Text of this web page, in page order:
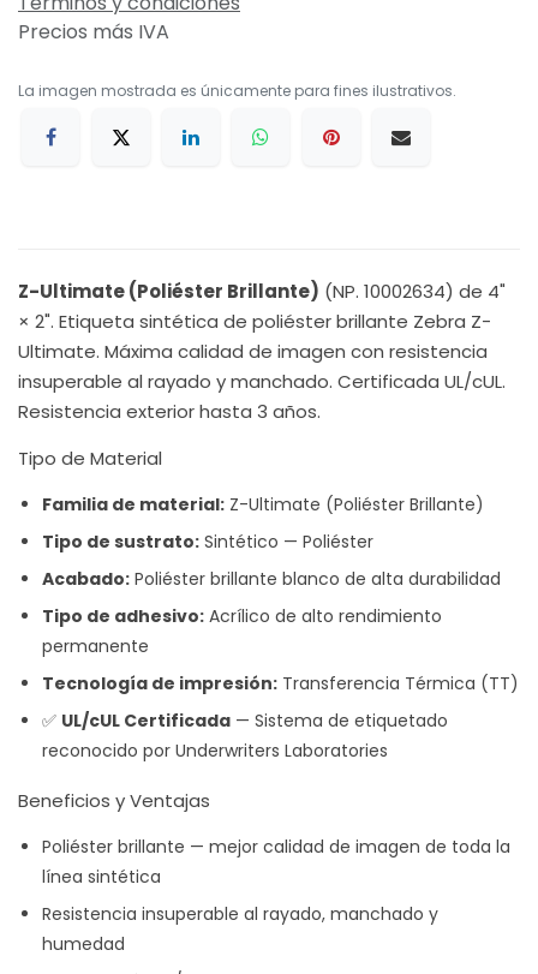
Precios más IVA
La imagen mostrada es únicamente para fines ilustrativos.
Z-Ultimate (Poliéster Brillante) (NP. 10002634) de 4"
× 2". Etiqueta sintética de poliéster brillante Zebra Z-
Ultimate. Máxima calidad de imagen con resistencia
insuperable al rayado y manchado. Certificada UL/cUL.
Resistencia exterior hasta 3 años.
Tipo de Material
Familia de material: Z-Ultimate (Poliéster Brillante)
Tipo de sustrato: Sintético — Poliéster
Acabado: Poliéster brillante blanco de alta durabilidad
Tipo de adhesivo: Acrílico de alto rendimiento
permanente
Tecnología de impresión: Transferencia Térmica (TT)
✅ UL/cUL Certificada — Sistema de etiquetado
reconocido por Underwriters Laboratories
Beneficios y Ventajas
Poliéster brillante — mejor calidad de imagen de toda la
línea sintética
Resistencia insuperable al rayado, manchado y
humedad